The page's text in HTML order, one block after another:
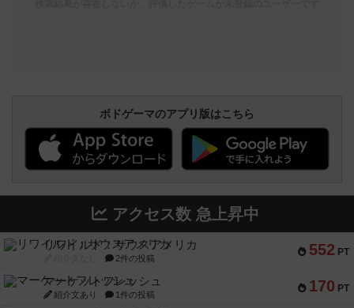
ボドゲーマのアプリ版はこちら
アクセス数 急上昇中
552 PT
リワイルド：サウスアメリカ
2件の投稿
170 PT
マーケットフレッシュ
紹介文あり 1件の投稿